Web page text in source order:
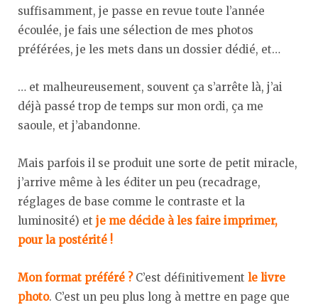
suffisamment, je passe en revue toute l’année
écoulée, je fais une sélection de mes photos
préférées, je les mets dans un dossier dédié, et…
… et malheureusement, souvent ça s’arrête là, j’ai
déjà passé trop de temps sur mon ordi, ça me
saoule, et j’abandonne.
Mais parfois il se produit une sorte de petit miracle,
j’arrive même à les éditer un peu (recadrage,
réglages de base comme le contraste et la
luminosité) et je me décide à les faire imprimer,
pour la postérité !
Mon format préféré ?C’est définitivement le livre
photo. C’est un peu plus long à mettre en page que